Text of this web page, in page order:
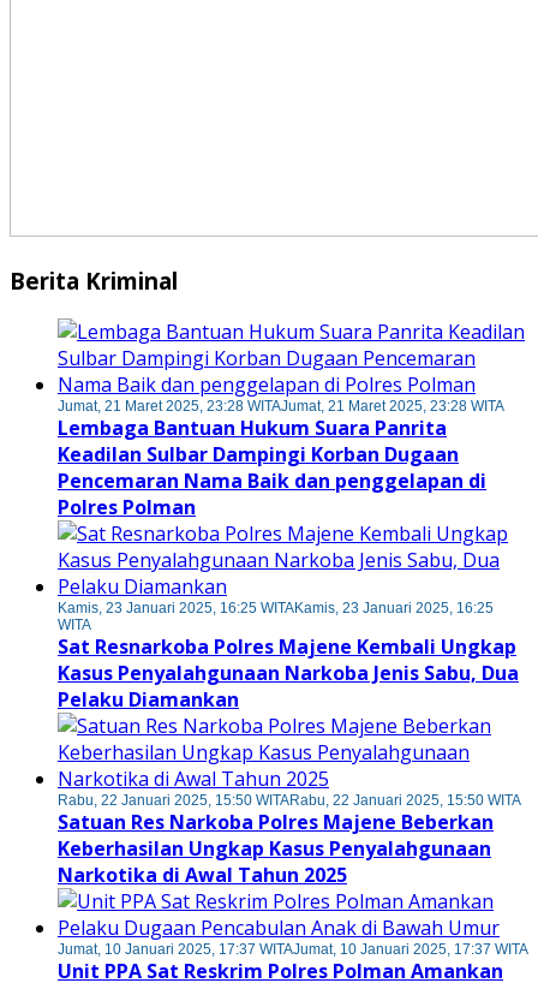
Berita Kriminal
Jumat, 21 Maret 2025, 23:28 WITAJumat, 21 Maret 2025, 23:28 WITA
Lembaga Bantuan Hukum Suara Panrita
Keadilan Sulbar Dampingi Korban Dugaan
Pencemaran Nama Baik dan penggelapan di
Polres Polman
Kamis, 23 Januari 2025, 16:25 WITAKamis, 23 Januari 2025, 16:25
WITA
Sat Resnarkoba Polres Majene Kembali Ungkap
Kasus Penyalahgunaan Narkoba Jenis Sabu, Dua
Pelaku Diamankan
Rabu, 22 Januari 2025, 15:50 WITARabu, 22 Januari 2025, 15:50 WITA
Satuan Res Narkoba Polres Majene Beberkan
Keberhasilan Ungkap Kasus Penyalahgunaan
Narkotika di Awal Tahun 2025
Jumat, 10 Januari 2025, 17:37 WITAJumat, 10 Januari 2025, 17:37 WITA
Unit PPA Sat Reskrim Polres Polman Amankan